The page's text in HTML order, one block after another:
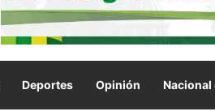
Deportes Opinión Nacional